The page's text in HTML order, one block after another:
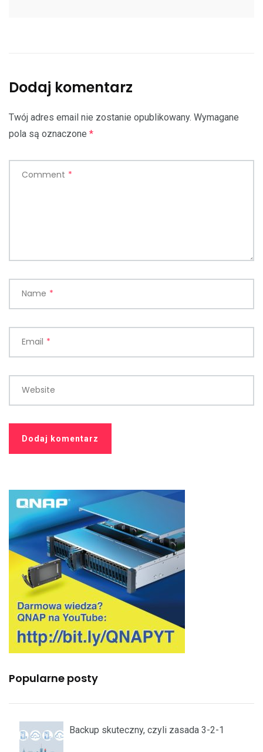
Dodaj komentarz
Twój adres email nie zostanie opublikowany. Wymagane
pola są oznaczone *
Comment *
Name *
Email *
Website
Popularne posty
Backup skuteczny, czyli zasada 3-2-1